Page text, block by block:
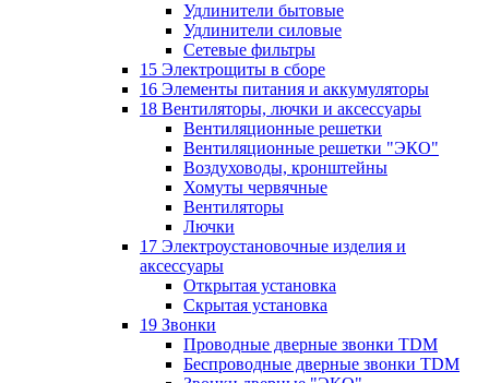
Удлинители бытовые
Удлинители силовые
Сетевые фильтры
15 Электрощиты в сборе
16 Элементы питания и аккумуляторы
18 Вентиляторы, лючки и аксессуары
Вентиляционные решетки
Вентиляционные решетки "ЭКО"
Воздуховоды, кронштейны
Хомуты червячные
Вентиляторы
Лючки
17 Электроустановочные изделия и
аксессуары
Открытая установка
Скрытая установка
19 Звонки
Проводные дверные звонки TDM
Беспроводные дверные звонки TDM